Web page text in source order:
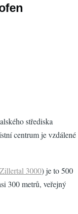
střediska
centrum je vzdálené
Zillertal 3000) je to 500
300 metrů, veřejný